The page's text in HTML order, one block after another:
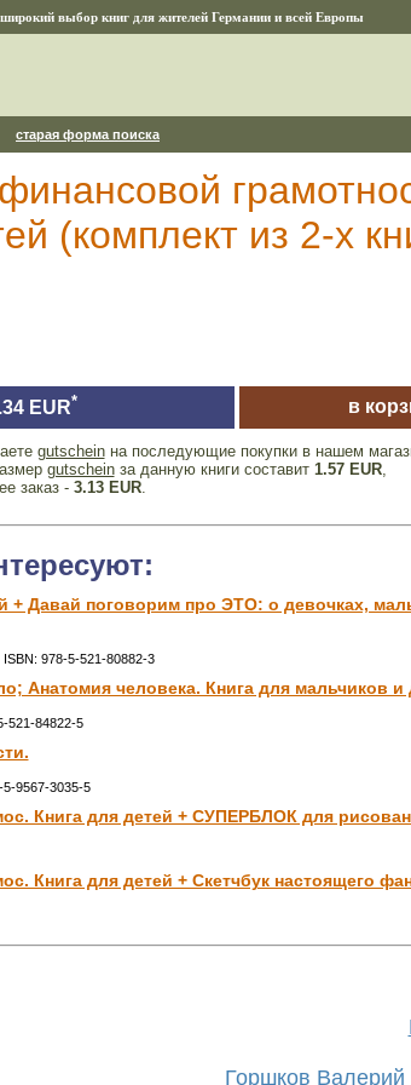
выбор книг для жителей Германии и всей Европы
старая форма поиска
(комплект из 2-х
EUR* в
gutscheinна последующие покупки в нашем
gutscheinза данную книги составит 1.57 EUR,
заказ - 3.13 EUR.
Давай поговорим про ЭТО: о девочках,
ISBN: 978-5-521-80882-3
Анатомия человека. Книга для мальчиков и
521-84822-5
5-9567-3035-5
Книга для детей + СУПЕРБЛОК для
Книга для детей + Скетчбук настоящего
Горшков